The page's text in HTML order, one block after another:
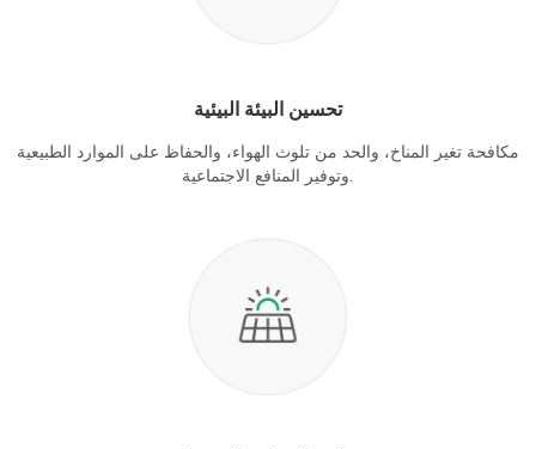
تحسين البيئة البيئية
مكافحة تغير المناخ، والحد من تلوث الهواء، والحفاظ على الموارد الطبيعية
وتوفير المنافع الاجتماعية.